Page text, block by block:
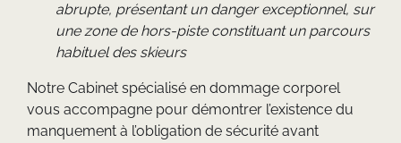
abrupte, présentant un danger exceptionnel, sur
une zone de hors-piste constituant un parcours
habituel des skieurs
Notre Cabinet spécialisé en dommage corporel
vous accompagne pour démontrer l’existence du
manquement à l’obligation de sécurité avant